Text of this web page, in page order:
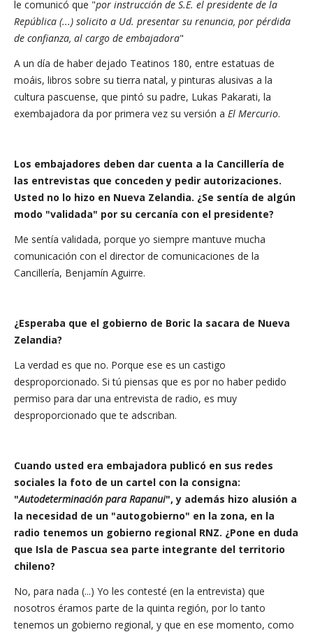
le comunicó que "por instrucción de S.E. el presidente de la
República (...) solicito a Ud. presentar su renuncia, por pérdida
de confianza, al cargo de embajadora"
A un día de haber dejado Teatinos 180, entre estatuas de
moáis, libros sobre su tierra natal, y pinturas alusivas a la
cultura pascuense, que pintó su padre, Lukas Pakarati, la
exembajadora da por primera vez su versión a El Mercurio.
Los embajadores deben dar cuenta a la Cancillería de
las entrevistas que conceden y pedir autorizaciones.
Usted no lo hizo en Nueva Zelandia. ¿Se sentía de algún
modo "validada" por su cercanía con el presidente?
Me sentía validada, porque yo siempre mantuve mucha
comunicación con el director de comunicaciones de la
Cancillería, Benjamín Aguirre.
¿Esperaba que el gobierno de Boric la sacara de Nueva
Zelandia?
La verdad es que no. Porque ese es un castigo
desproporcionado. Si tú piensas que es por no haber pedido
permiso para dar una entrevista de radio, es muy
desproporcionado que te adscriban.
Cuando usted era embajadora publicó en sus redes
sociales la foto de un cartel con la consigna:
"Autodeterminación para Rapanui", y además hizo alusión a
la necesidad de un "autogobierno" en la zona, en la
radio tenemos un gobierno regional RNZ. ¿Pone en duda
que Isla de Pascua sea parte integrante del territorio
chileno?
No, para nada (...) Yo les contesté (en la entrevista) que
nosotros éramos parte de la quinta región, por lo tanto
tenemos un gobierno regional, y que en ese momento, como